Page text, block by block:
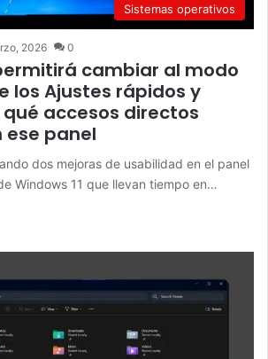
Sistemas operativos
2026 0
cambiar al modo
los Ajustes rápidos y
accesos directos
ese panel
dos mejoras de usabilidad en el panel
Windows 11 que llevan tiempo en…